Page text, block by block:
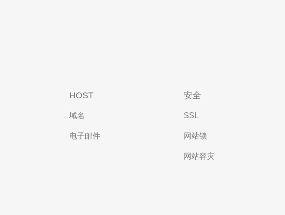
HOST
域名
电子邮件
安全
SSL
网站锁
网站容灾